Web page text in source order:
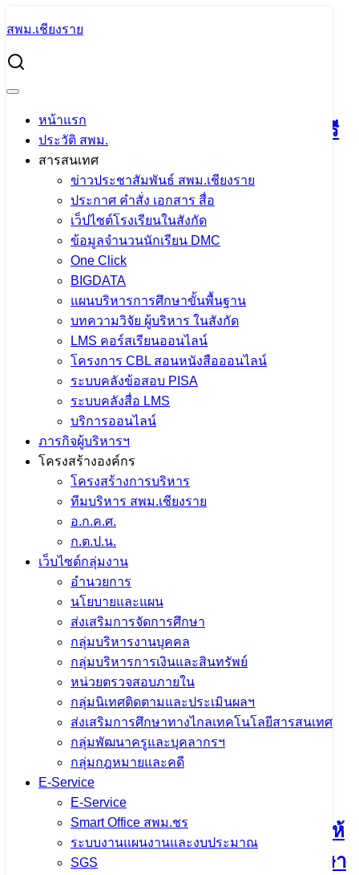
to
content
สพม.เชียงราย
หน้าแรก
ประวัติ สพม.
สารสนเทศ
ข่าวประชาสัมพันธ์ สพม.เชียงราย
ประกาศ คำสั่ง เอกสาร สื่อ
เว็ปไซต์โรงเรียนในสังกัด
ข้อมูลจำนวนนักเรียน DMC
One Click
BIGDATA
แผนบริหารการศึกษาขั้นพื้นฐาน
บทความวิจัย ผู้บริหาร ในสังกัด
LMS คอร์สเรียนออนไลน์
โครงการ CBL สอนหนังสือออนไลน์
ระบบคลังข้อสอบ PISA
ระบบคลังสื่อ LMS
บริการออนไลน์
ภารกิจผู้บริหารฯ
โครงสร้างองค์กร
โครงสร้างการบริหาร
ทีมบริหาร สพม.เชียงราย
อ.ก.ค.ศ.
ก.ต.ป.น.
เว็บไซต์กลุ่มงาน
อำนวยการ
นโยบายและแผน
ส่งเสริมการจัดการศึกษา
กลุ่มบริหารงานบุคคล
กลุ่มบริหารการเงินและสินทรัพย์
หน่วยตรวจสอบภายใน
กลุ่มนิเทศติดตามและประเมินผลฯ
ส่งเสริมการศึกษาทางไกลเทคโนโลยีสารสนเทศ
กลุ่มพัฒนาครูและบุคลากรฯ
กลุ่มกฎหมายและคดี
E-Service
E-Service
Smart Office สพม.ชร
ระบบงานแผนงานและงบประมาณ
SGS
for:
ผอ.สพม.เชียงราย ออกตรวจเยี่ยมการเตรียมความพร้อม เปิด
ภาคเรียนที่ 1 ปีการศึกษา 2566 โรงเรียนปล้องวิทยาคม
ผอ.สพม.เชียงราย ออกตรวจเยี่ยมการเตรี
ยมความพร้อม เปิดภาคเรียนที่ 1 ปีการ
ศึกษา 2566 โรงเรียนปล้องวิทยาคม
29 พฤษภาคม 202330 พฤษภาคม 2023
สพม.เชียงราย
ภารกิจผู้บริหารเขตพื้นที่
จำนวนผู้ชม: 1,330
เนื้อหาอื่นๆ
การคัดเลือกบุคคลเพื่อบรรจุและแต่งตั้งให้
ดำรงตำแหน่งรองผู้อำนวยการสถานศึกษา